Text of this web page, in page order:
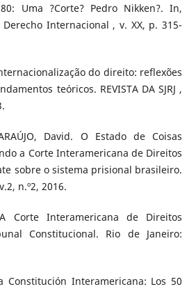
Uma ?Corte? Pedro Nikken?. In,
Internacional , v. XX, p. 315-
do direito: reflexões
teóricos. REVISTA DA SJRJ ,
David. O Estado de Coisas
a Corte Interamericana de Direitos
sobre o sistema prisional brasileiro.
n.º2, 2016.
A Corte Interamericana de Direitos
Constitucional. Rio de Janeiro:
Constitución Interamericana: Los 50